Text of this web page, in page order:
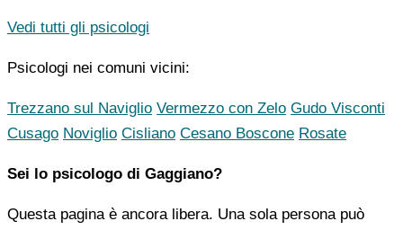
Vedi tutti gli psicologi
Psicologi nei comuni vicini:
Trezzano sul Naviglio Vermezzo con Zelo Gudo Visconti
Cusago Noviglio Cisliano Cesano Boscone Rosate
Sei lo psicologo di Gaggiano?
Questa pagina è ancora libera. Una sola persona può